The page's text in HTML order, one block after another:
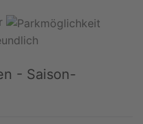
- Saison-